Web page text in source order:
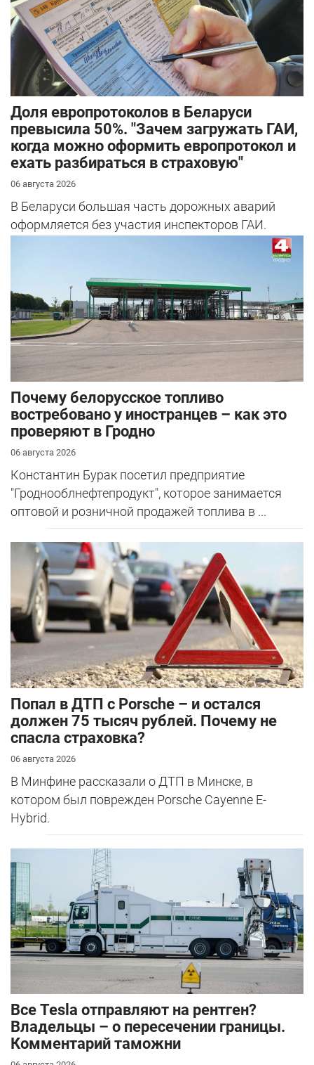
Доля европротоколов в Беларуси
превысила 50%. "Зачем загружать ГАИ,
когда можно оформить европротокол и
ехать разбираться в страховую"
06 августа 2026
В Беларуси большая часть дорожных аварий
оформляется без участия инспекторов ГАИ.
Почему белорусское топливо
востребовано у иностранцев – как это
проверяют в Гродно
06 августа 2026
Константин Бурак посетил предприятие
"Гроднооблнефтепродукт", которое занимается
оптовой и розничной продажей топлива в ...
​Попал в ДТП с Porsche – и остался
должен 75 тысяч рублей. Почему не
спасла страховка?
06 августа 2026
В Минфине рассказали о ДТП в Минске, в
котором был поврежден Porsche Cayenne E-
Hybrid.
Все Tesla отправляют на рентген?
Владельцы – о пересечении границы.
Комментарий таможни